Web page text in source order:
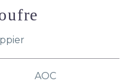
AOC